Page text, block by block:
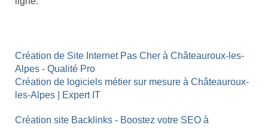
Création de Site Internet Pas Cher à Châteauroux-les-
Alpes - Qualité Pro
Création de logiciels métier sur mesure à Châteauroux-
les-Alpes | Expert IT
Création site Backlinks - Boostez votre SEO à